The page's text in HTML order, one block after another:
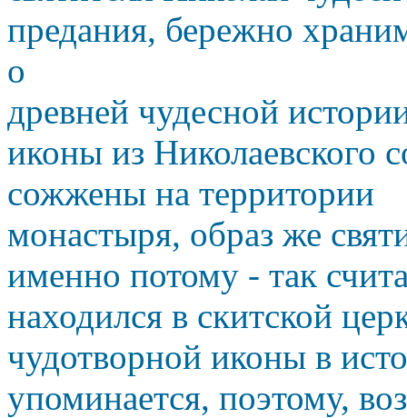
предания, бережно
о
древней чудесной
иконы из Николаевского
сожжены на территории
монастыря, образ же
именно потому - так
находился в скитской
чудотворной иконы в
упоминается, поэтому,